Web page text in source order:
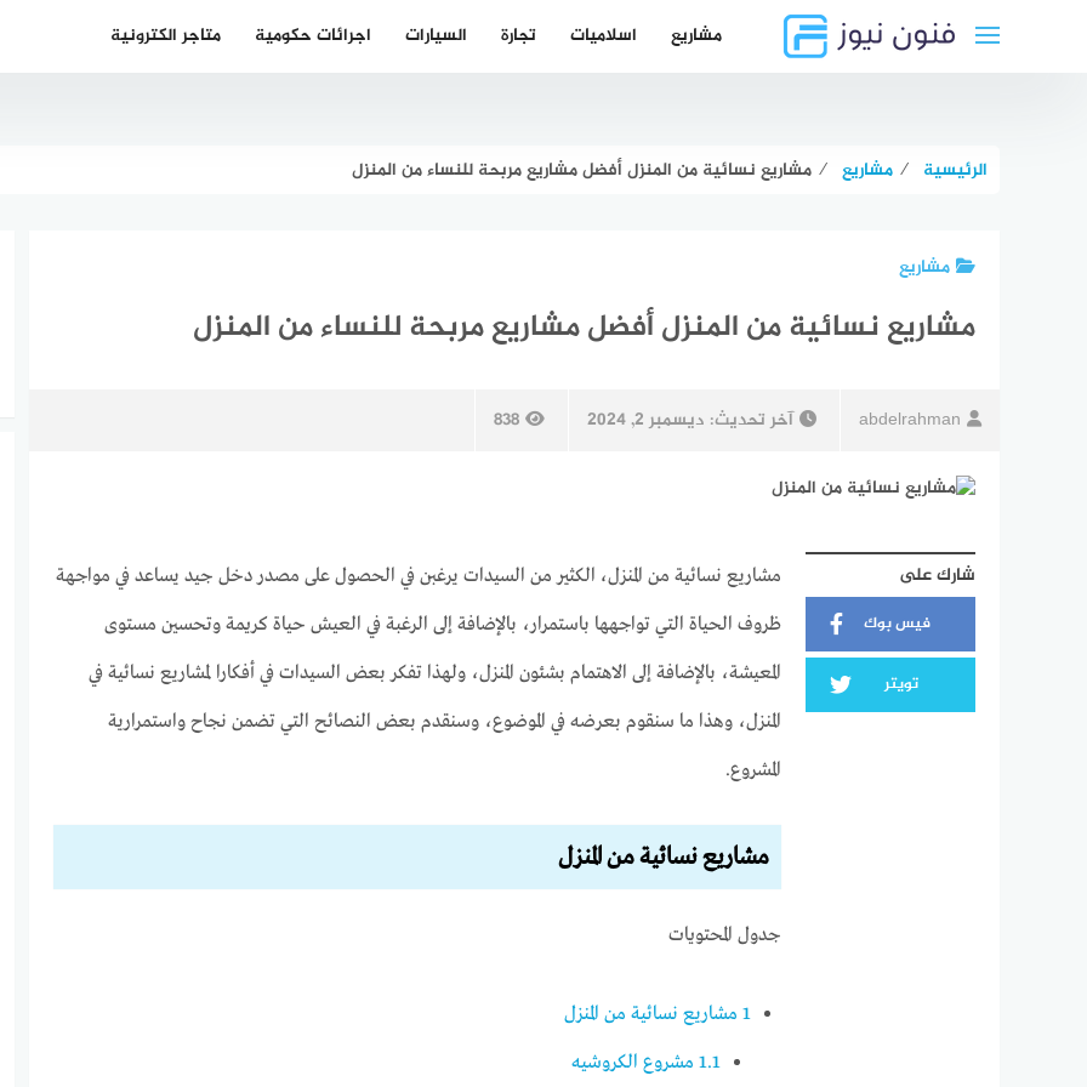
مشاريع اسلاميات تجارة السيارات اجرائات حكومية متاجر الكترونية
الرئيسية ⁄ مشاريع ⁄ مشاريع نسائية من المنزل أفضل مشاريع مربحة للنساء من المنزل
مشاريع
مشاريع نسائية من المنزل أفضل مشاريع مربحة للنساء من المنزل
abdelrahman آخر تحديث: ديسمبر 2, 2024 838
شارك على
فيس بوك
تويتر
مشاريع نسائية من المنزل، الكثير من السيدات يرغبن في الحصول على مصدر دخل جيد يساعد في مواجهة
ظروف الحياة التي تواجهها باستمرار، بالإضافة إلى الرغبة في العيش حياة كريمة وتحسين مستوى
المعيشة، بالإضافة إلى الاهتمام بشئون المنزل، ولهذا تفكر بعض السيدات في أفكارا لمشاريع نسائية في
المنزل، وهذا ما سنقوم بعرضه في الموضوع، وسنقدم بعض النصائح التي تضمن نجاح واستمرارية
المشروع.
مشاريع نسائية من المنزل
جدول المحتويات
1مشاريع نسائية من المنزل
1.1مشروع الكروشيه